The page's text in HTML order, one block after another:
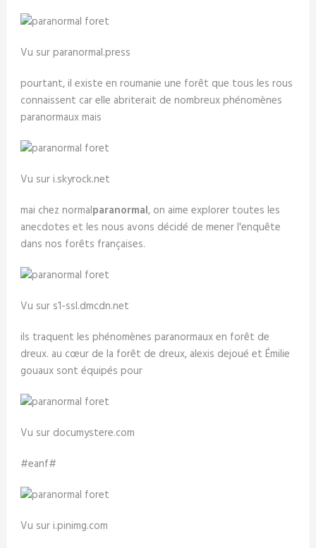
Vu sur paranormal.press
pourtant, il existe en roumanie une forêt que tous les rous
connaissent car elle abriterait de nombreux phénomènes
paranormaux mais
Vu sur i.skyrock.net
mai chez normalparanormal, on aime explorer toutes les
anecdotes et les nous avons décidé de mener l'enquête
dans nos forêts françaises.
Vu sur s1-ssl.dmcdn.net
ils traquent les phénomènes paranormaux en forêt de
dreux. au cœur de la forêt de dreux, alexis dejoué et Émilie
gouaux sont équipés pour
Vu sur documystere.com
#eanf#
Vu sur i.pinimg.com